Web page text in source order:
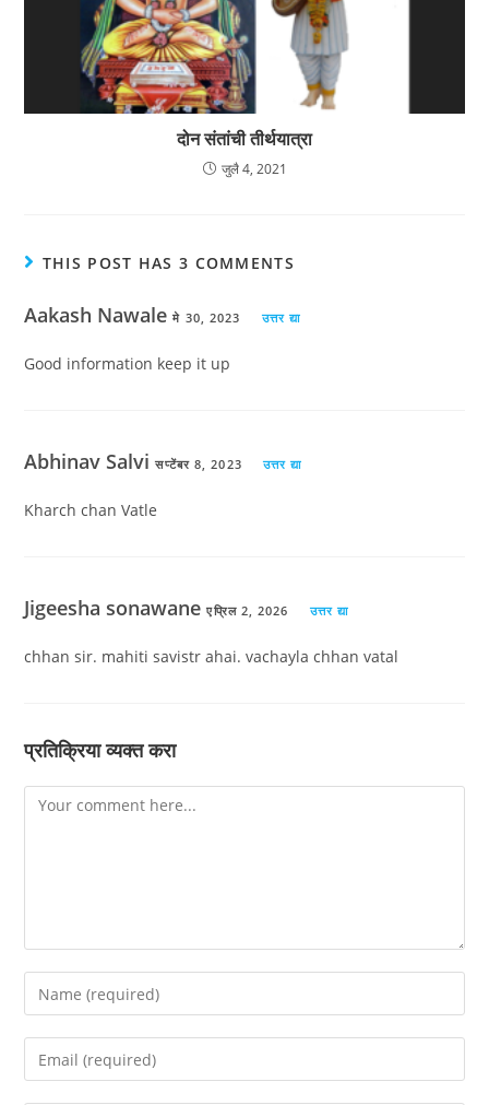
दोन संतांची तीर्थयात्रा
जुलै 4, 2021
THIS POST HAS 3 COMMENTS
Aakash Nawaleमे 30, 2023 उत्तर द्या
Good information keep it up
Abhinav Salviसप्टेंबर 8, 2023 उत्तर द्या
Kharch chan Vatle
Jigeesha sonawaneएप्रिल 2, 2026 उत्तर द्या
chhan sir. mahiti savistr ahai. vachayla chhan vatal
प्रतिक्रिया व्यक्त करा